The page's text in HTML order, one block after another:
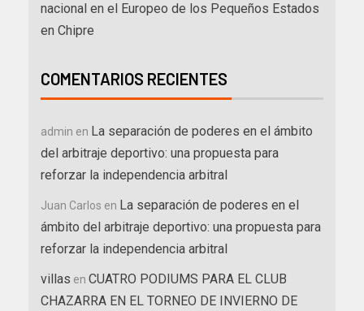
nacional en el Europeo de los Pequeños Estados
en Chipre
COMENTARIOS RECIENTES
admin en La separación de poderes en el ámbito
del arbitraje deportivo: una propuesta para
reforzar la independencia arbitral
Juan Carlos en La separación de poderes en el
ámbito del arbitraje deportivo: una propuesta para
reforzar la independencia arbitral
villas en CUATRO PODIUMS PARA EL CLUB
CHAZARRA EN EL TORNEO DE INVIERNO DE